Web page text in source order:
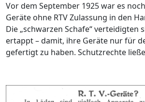
Vor dem September 1925 war es
Geräte ohne RTV­ Zulassung in den
Die „schwarzen Schafe“ verteidigten
ertappt – damit, ihre Geräte nur für
gefertigt zu haben. Schutzrechte